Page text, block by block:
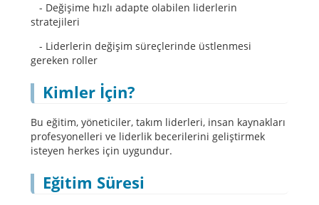
- Değişime hızlı adapte olabilen liderlerin
stratejileri
- Liderlerin değişim süreçlerinde üstlenmesi
gereken roller
Kimler İçin?
Bu eğitim, yöneticiler, takım liderleri, insan kaynakları
profesyonelleri ve liderlik becerilerini geliştirmek
isteyen herkes için uygundur.
Eğitim Süresi